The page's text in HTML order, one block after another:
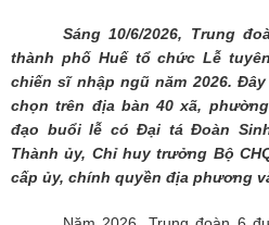
Sáng 10/6/2026, Trung
thành phố Huế tổ chức Lễ
chiến sĩ nhập ngũ năm 2026.
chọn trên địa bàn 40 xã,
đạo buổi lễ có Đại tá Đoàn
Thành ủy, Chỉ huy trưởng Bộ
cấp ủy, chính quyền địa phương